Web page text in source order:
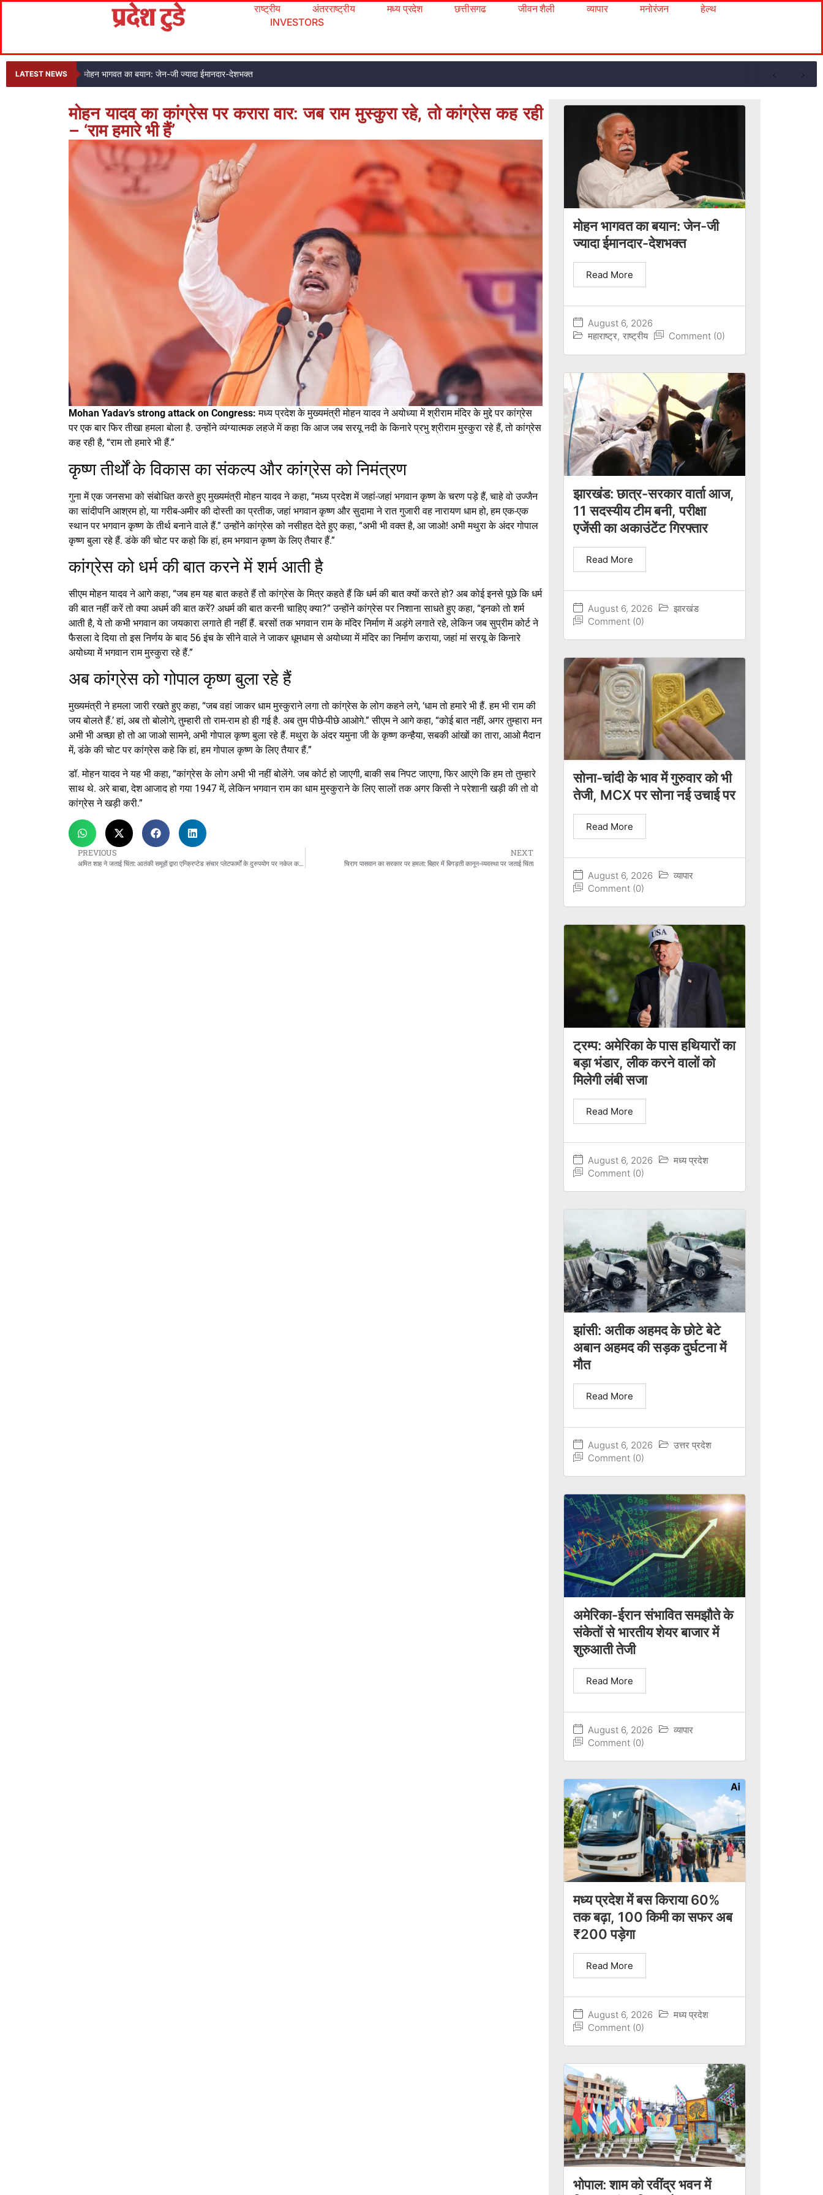
राष्ट्रीय अंतरराष्ट्रीय मध्य प्रदेश छत्तीसगढ जीवन शैली व्यापार मनोरंजन
हेल्थ
INVESTORS
LATEST NEWS मोहन भागवत का बयान: जेन-जी ज्यादा ईमानदार-देशभक्त
मोहन यादव का कांग्रेस पर करारा वार: जब राम मुस्कुरा रहे, तो कांग्रेस कह रही
– ‘राम हमारे भी हैं’
Mohan Yadav’s strong attack on Congress: मध्य प्रदेश के मुख्यमंत्री मोहन यादव ने अयोध्या में श्रीराम मंदिर के मुद्दे पर कांग्रेस
पर एक बार फिर तीखा हमला बोला है. उन्होंने व्यंग्यात्मक लहजे में कहा कि आज जब सरयू नदी के किनारे प्रभु श्रीराम मुस्कुरा रहे हैं, तो कांग्रेस
कह रही है, “राम तो हमारे भी हैं.”
कृष्ण तीर्थों के विकास का संकल्प और कांग्रेस को निमंत्रण
गुना में एक जनसभा को संबोधित करते हुए मुख्यमंत्री मोहन यादव ने कहा, “मध्य प्रदेश में जहां-जहां भगवान कृष्ण के चरण पड़े हैं, चाहे वो उज्जैन
का सांदीपनि आश्रम हो, या गरीब-अमीर की दोस्ती का प्रतीक, जहां भगवान कृष्ण और सुदामा ने रात गुजारी वह नारायण धाम हो, हम एक-एक
स्थान पर भगवान कृष्ण के तीर्थ बनाने वाले हैं.” उन्होंने कांग्रेस को नसीहत देते हुए कहा, “अभी भी वक्त है, आ जाओ! अभी मथुरा के अंदर गोपाल
कृष्ण बुला रहे हैं. डंके की चोट पर कहो कि हां, हम भगवान कृष्ण के लिए तैयार हैं.”
कांग्रेस को धर्म की बात करने में शर्म आती है
सीएम मोहन यादव ने आगे कहा, “जब हम यह बात कहते हैं तो कांग्रेस के मित्र कहते हैं कि धर्म की बात क्यों करते हो? अब कोई इनसे पूछे कि धर्म
की बात नहीं करें तो क्या अधर्म की बात करें? अधर्म की बात करनी चाहिए क्या?” उन्होंने कांग्रेस पर निशाना साधते हुए कहा, “इनको तो शर्म
आती है, ये तो कभी भगवान का जयकारा लगाते ही नहीं हैं. बरसों तक भगवान राम के मंदिर निर्माण में अड़ंगे लगाते रहे, लेकिन जब सुप्रीम कोर्ट ने
फैसला दे दिया तो इस निर्णय के बाद 56 इंच के सीने वाले ने जाकर धूमधाम से अयोध्या में मंदिर का निर्माण कराया, जहां मां सरयू के किनारे
अयोध्या में भगवान राम मुस्कुरा रहे हैं.”
अब कांग्रेस को गोपाल कृष्ण बुला रहे हैं
मुख्यमंत्री ने हमला जारी रखते हुए कहा, “जब वहां जाकर धाम मुस्कुराने लगा तो कांग्रेस के लोग कहने लगे, ‘धाम तो हमारे भी हैं. हम भी राम की
जय बोलते हैं.’ हां, अब तो बोलोगे, तुम्हारी तो राम-राम हो ही गई है. अब तुम पीछे-पीछे आओगे.” सीएम ने आगे कहा, “कोई बात नहीं, अगर तुम्हारा मन
अभी भी अच्छा हो तो आ जाओ सामने, अभी गोपाल कृष्ण बुला रहे हैं. मथुरा के अंदर यमुना जी के कृष्ण कन्हैया, सबकी आंखों का तारा, आओ मैदान
में, डंके की चोट पर कांग्रेस कहे कि हां, हम गोपाल कृष्ण के लिए तैयार हैं.”
डॉ. मोहन यादव ने यह भी कहा, “कांग्रेस के लोग अभी भी नहीं बोलेंगे. जब कोर्ट हो जाएगी, बाकी सब निपट जाएगा, फिर आएंगे कि हम तो तुम्हारे
साथ थे. अरे बाबा, देश आजाद हो गया 1947 में, लेकिन भगवान राम का धाम मुस्कुराने के लिए सालों तक अगर किसी ने परेशानी खड़ी की तो वो
कांग्रेस ने खड़ी करी.”
PREVIOUS
अमित शाह ने जताई चिंता: आतंकी समूहों द्वारा एन्क्रिप्टेड संचार प्लेटफार्मों के दुरुपयोग पर नकेल कसने की तैयारी
NEXT
चिराग पासवान का सरकार पर हमला: बिहार में बिगड़ती कानून-व्यवस्था पर जताई चिंता
मोहन भागवत का बयान: जेन-जी
ज्यादा ईमानदार-देशभक्त
August 6, 2026
महाराष्ट्र, राष्ट्रीय Comment (0)
Read More
झारखंड: छात्र-सरकार वार्ता आज,
11 सदस्यीय टीम बनी, परीक्षा
एजेंसी का अकाउंटेंट गिरफ्तार
August 6, 2026
झारखंड
Comment (0)
Read More
सोना-चांदी के भाव में गुरुवार को भी
तेजी, MCX पर सोना नई उचाई पर
August 6, 2026
व्यापार
Comment (0)
Read More
ट्रम्प: अमेरिका के पास हथियारों का
बड़ा भंडार, लीक करने वालों को
मिलेगी लंबी सजा
August 6, 2026
मध्य प्रदेश
Comment (0)
Read More
झांसी: अतीक अहमद के छोटे बेटे
अबान अहमद की सड़क दुर्घटना में
मौत
August 6, 2026
उत्तर प्रदेश
Comment (0)
Read More
अमेरिका-ईरान संभावित समझौते के
संकेतों से भारतीय शेयर बाजार में
शुरुआती तेजी
August 6, 2026
व्यापार
Comment (0)
Read More
मध्य प्रदेश में बस किराया 60%
तक बढ़ा, 100 किमी का सफर अब
₹200 पड़ेगा
August 6, 2026
मध्य प्रदेश
Comment (0)
Read More
भोपाल: शाम को रवींद्र भवन में